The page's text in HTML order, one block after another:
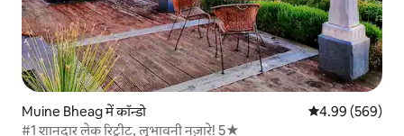
Muine Bheag में कॉन्डो औसत रेटिंग 5 में से
4.99 (569)
#1 शानदार लेक रिट्रीट, लुभावनी नज़ारे! 5★